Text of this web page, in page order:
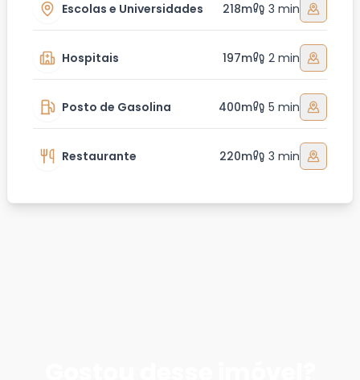
Escolas e Universidades 218m 3 min
Hospitais 197m 2 min
Posto de Gasolina 400m 5 min
Restaurante 220m 3 min